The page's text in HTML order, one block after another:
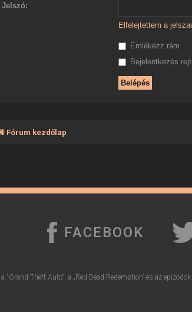
Jelszó:
Elfelejtettem a
Emlékezz rám
Bejelentkezés
Fórum kezdőlap
FACEBOOK
"Grand Theft Auto", a „Red Dead Redemption” és az